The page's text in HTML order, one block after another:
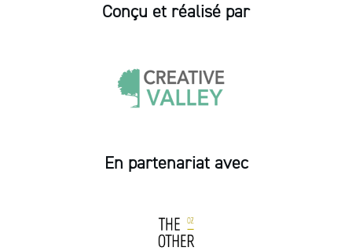
Conçu et réalisé par
En partenariat avec